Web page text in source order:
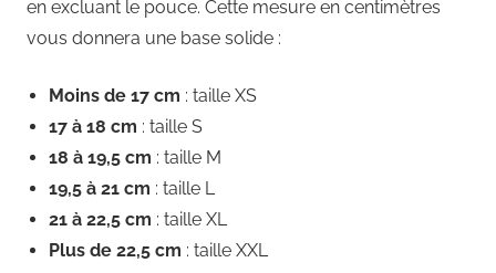
en excluant le pouce. Cette mesure en centimètres
vous donnera une base solide :
Moins de 17 cm : taille XS
17 à 18 cm : taille S
18 à 19,5 cm : taille M
19,5 à 21 cm : taille L
21 à 22,5 cm : taille XL
Plus de 22,5 cm : taille XXL